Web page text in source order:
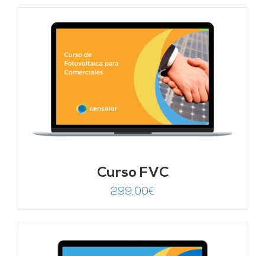
Curso FVC
299,00€